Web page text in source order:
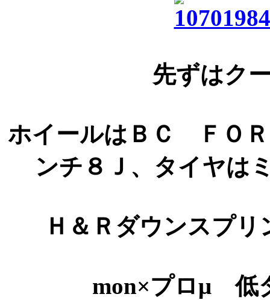
先ずはク
ホイールはＢＣ ＦＯ
ンチ８Ｊ、タイヤは
Ｈ＆Ｒダウンスプ
mon×プロμ 低